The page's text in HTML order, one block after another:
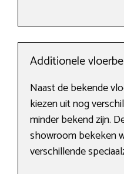
Additionele
Naast de bekende
kiezen uit nog
minder bekend zijn.
showroom bekeken
verschillende